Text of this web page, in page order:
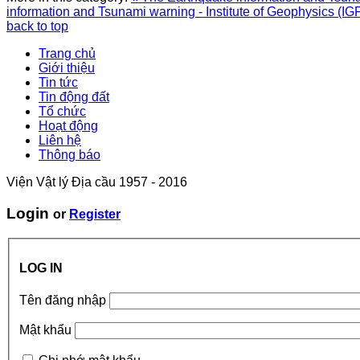
information and Tsunami warning - Institute of Geophysics
back to top
Trang chủ
Giới thiệu
Tin tức
Tin động đất
Tổ chức
Hoạt động
Liên hệ
Thông báo
Viện Vật lý Địa cầu 1957 - 2016
Login or Register
LOG IN
Tên đăng nhập
Mật khẩu